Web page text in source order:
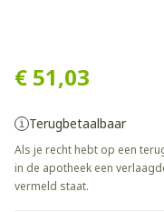
€ 51,03
Terugbetaalbaar
Als je recht hebt op een
in de apotheek een
vermeld staat.